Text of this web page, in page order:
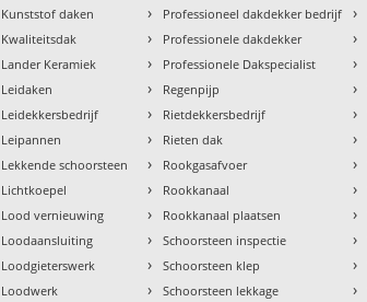
Kunststof daken
Kwaliteitsdak
Lander Keramiek
Leidaken
Leidekkersbedrijf
Leipannen
Lekkende schoorsteen
Lichtkoepel
Lood vernieuwing
Loodaansluiting
Loodgieterswerk
Loodwerk
› Professioneel dakdekker bedrijf
› Professionele dakdekker
› Professionele Dakspecialist
› Regenpijp
› Rietdekkersbedrijf
› Rieten dak
› Rookgasafvoer
› Rookkanaal
› Rookkanaal plaatsen
› Schoorsteen inspectie
› Schoorsteen klep
› Schoorsteen lekkage
›
›
›
›
›
›
›
›
›
›
›
›